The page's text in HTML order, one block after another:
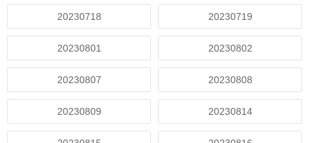
20230718 20230719
20230801 20230802
20230807 20230808
20230809 20230814